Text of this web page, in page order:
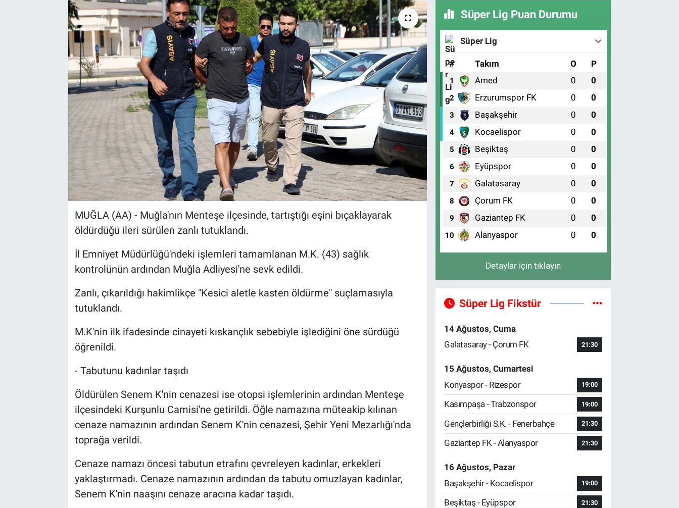
MUĞLA (AA) - Muğla'nın Menteşe ilçesinde, tartıştığı eşini bıçaklayarak
öldürdüğü ileri sürülen zanlı tutuklandı.
İl Emniyet Müdürlüğü'ndeki işlemleri tamamlanan M.K. (43) sağlık
kontrolünün ardından Muğla Adliyesi'ne sevk edildi.
Zanlı, çıkarıldığı hakimlikçe "Kesici aletle kasten öldürme" suçlamasıyla
tutuklandı.
M.K'nin ilk ifadesinde cinayeti kıskançlık sebebiyle işlediğini öne sürdüğü
öğrenildi.
- Tabutunu kadınlar taşıdı
Öldürülen Senem K'nin cenazesi ise otopsi işlemlerinin ardından Menteşe
ilçesindeki Kurşunlu Camisi'ne getirildi. Öğle namazına müteakip kılınan
cenaze namazının ardından Senem K'nin cenazesi, Şehir Yeni Mezarlığı'nda
toprağa verildi.
Cenaze namazı öncesi tabutun etrafını çevreleyen kadınlar, erkekleri
yaklaştırmadı. Cenaze namazının ardından da tabutu omuzlayan kadınlar,
Senem K'nin naaşını cenaze aracına kadar taşıdı.
Süper Lig Puan Durumu
Süper Lig
# Takım O P
1 Amed 0 0
2 Erzurumspor FK 0 0
3 Başakşehir 0 0
4 Kocaelispor 0 0
5 Beşiktaş 0 0
6 Eyüpspor 0 0
7 Galatasaray 0 0
8 Çorum FK 0 0
9 Gaziantep FK 0 0
10 Alanyaspor 0 0
Detaylar için tıklayın
Süper Lig Fikstür
14 Ağustos, Cuma
Galatasaray - Çorum FK
21:30
15 Ağustos, Cumartesi
Konyaspor - Rizespor
19:00
Kasımpaşa - Trabzonspor 19:00
Gençlerbirliği S.K. - Fenerbahçe 21:30
Gaziantep FK - Alanyaspor 21:30
16 Ağustos, Pazar
Başakşehir - Kocaelispor
19:00
Beşiktaş - Eyüpspor 21:30